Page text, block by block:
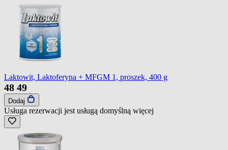
Laktowit, Laktoferyna + MFGM 1, proszek, 400 g
48 49
Dodaj
Usługa rezerwacji jest usługą domyślną więcej